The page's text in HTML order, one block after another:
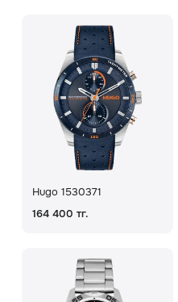
Hugo 1530371
164 400 тг.